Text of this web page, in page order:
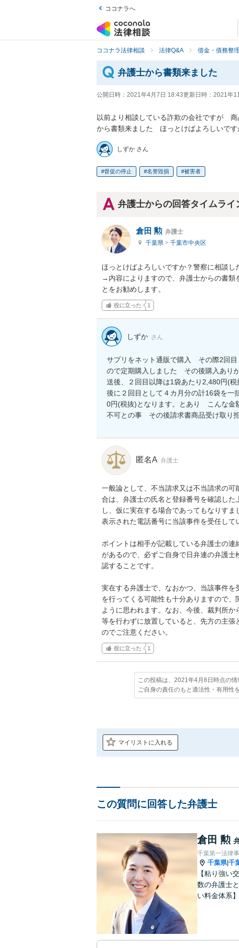
ココナラへ
ココナラ法律相談 法律Q&A 借金・債務整
弁護士から書類来ました
公開日時： 2021年4月7日 18:43更新日時： 2021年
以前より相談している詐欺の会社ですが　
から書類来ました　ほっとけばよろしいで
しずか さん
督促の停止 名誉毀損 被害者
弁護士からの回答タイムライ
倉田 勲 弁護士
千葉県 > 千葉市中央区
ほっとけばよろしいですか？警察に相談し
→内容によりますので、弁護士からの書類
とをお勧めします。
役に立った 1
しずか さん
サプリをネット通販で購入　その際2回
ので定期購入しました　その後購入あり
送後、２回目以降は1袋あたり2,480円(
後に２回目として４カ月分の計16袋を一
0円(税抜)となります。とあり　こんな
不可との事　その後請求書商品受け取り
匿名A 弁護士
一般論として、不当請求又は不当請求の
合は、弁護士の氏名と登録番号を確認し
し、仮に実在する場合であってもなりす
表示された電話番号に当該事件を受任して
ポイントは相手が記載している弁護士の
があるので、必ずご自身で日弁連の弁護
認することです。
実在する弁護士で、なおかつ、当該事件
を行ってくる可能性も十分ありますので
ように思われます。なお、今後、裁判所
等を行わずに放置していると、先方の主
のでご注意ください。
役に立った 1
この投稿は、2021年4月8日時点の情
ご自身の責任のもと適法性・有用性
マイリストに入れる
この質問に回答した弁護士
倉田 勲
千葉第一法律
千葉県|千
【粘り強い
数の弁護士
い料金体系